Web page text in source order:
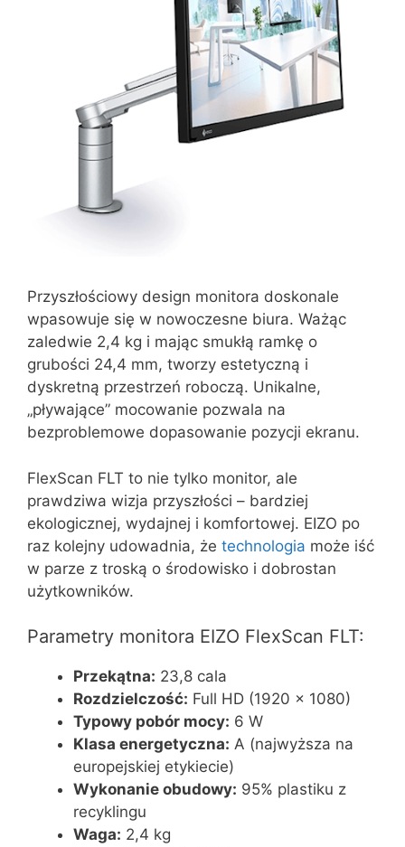
Przyszłościowy design monitora doskonale
wpasowuje się w nowoczesne biura. Ważąc
zaledwie 2,4 kg i mając smukłą ramkę o
grubości 24,4 mm, tworzy estetyczną i
dyskretną przestrzeń roboczą. Unikalne,
„pływające” mocowanie pozwala na
bezproblemowe dopasowanie pozycji ekranu.
FlexScan FLT to nie tylko monitor, ale
prawdziwa wizja przyszłości – bardziej
ekologicznej, wydajnej i komfortowej. EIZO po
raz kolejny udowadnia, że technologia może iść
w parze z troską o środowisko i dobrostan
użytkowników.
Parametry monitora EIZO FlexScan FLT:
Przekątna: 23,8 cala
Rozdzielczość: Full HD (1920 x 1080)
Typowy pobór mocy: 6 W
Klasa energetyczna: A (najwyższa na
europejskiej etykiecie)
Wykonanie obudowy: 95% plastiku z
recyklingu
Waga: 2,4 kg